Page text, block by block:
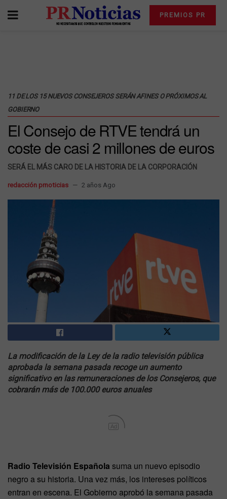
PREMIOS PR
11 DE LOS 15 NUEVOS CONSEJEROS SERÁN AFINES O PRÓXIMOS AL
GOBIERNO
El Consejo de RTVE tendrá un
coste de casi 2 millones de euros
SERÁ EL MÁS CARO DE LA HISTORIA DE LA CORPORACIÓN
redacción prnoticias 2 años Ago
La modificación de la Ley de la radio televisión pública
aprobada la semana pasada recoge un aumento
significativo en las remuneraciones de los Consejeros, que
cobrarán más de 100.000 euros anuales
Ad
Radio Televisión Española suma un nuevo episodio
negro a su historia. Una vez más, los intereses políticos
entran en escena. El Gobierno aprobó la semana pasada